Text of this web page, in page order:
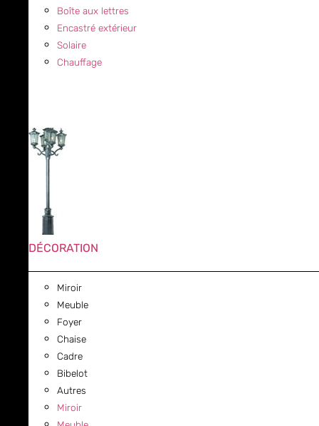
Boîte aux lettres
Encastré extérieur
Solaire
Chauffage
DÉCORATION
Miroir
Meuble
Foyer
Chaise
Cadre
Bibelot
Autres
Miroir